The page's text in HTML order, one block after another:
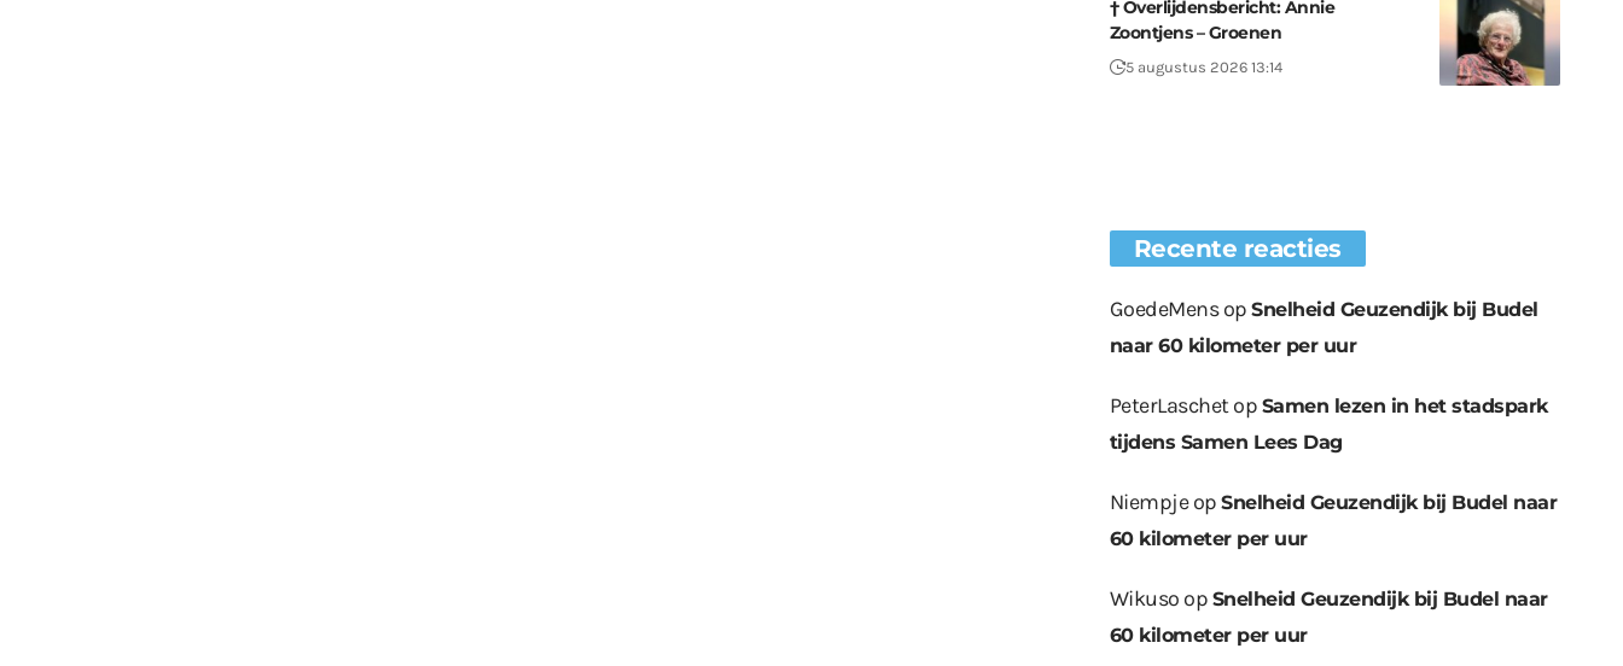
† Overlijdensbericht: Annie
Zoontjens – Groenen
5 augustus 2026 13:14
Recente reacties
GoedeMensopSnelheid Geuzendijk bij Budel
naar 60 kilometer per uur
PeterLaschetop Samen lezen in het stadspark
tijdens Samen Lees Dag
NiempjeopSnelheid Geuzendijk bij Budel naar
60 kilometer per uur
Wikuso op Snelheid Geuzendijk bij Budel naar
60 kilometer per uur